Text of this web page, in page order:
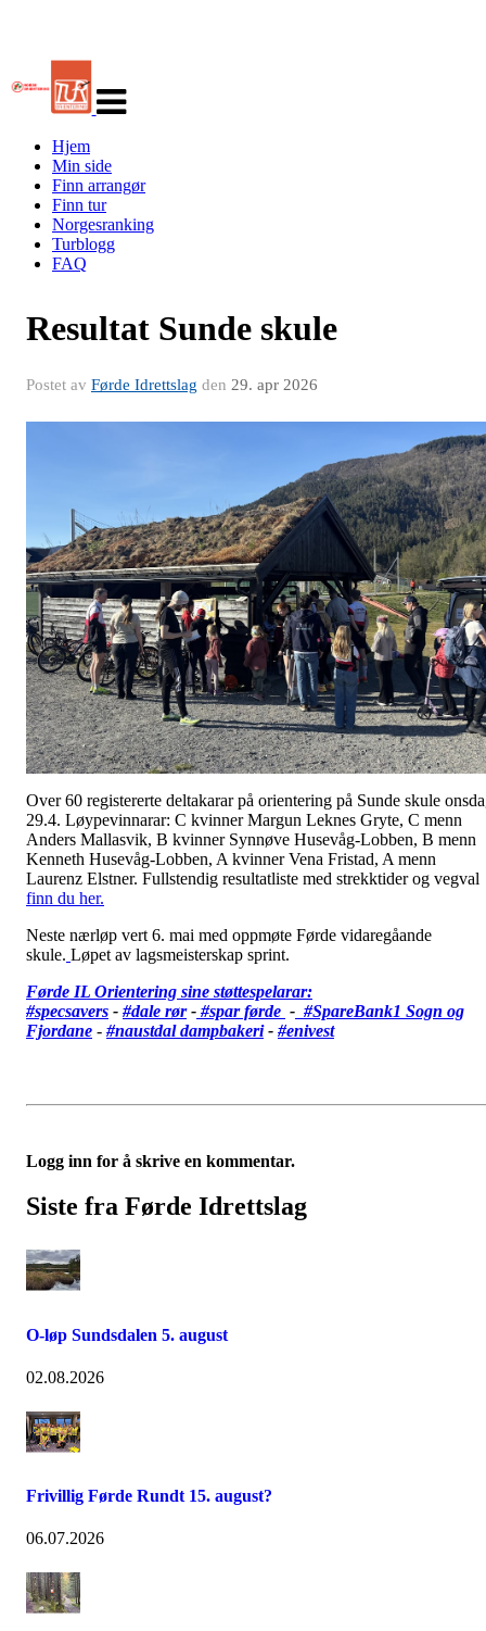
navigasjon
Hjem
Min side
Finn arrangør
Finn tur
Norgesranking
Turblogg
FAQ
Resultat Sunde skule
Postet av Førde Idrettslag den 29. apr 2026
Over 60 registererte deltakarar på orientering på Sunde skule
29.4. Løypevinnarar: C kvinner Margun Leknes Gryte, C menn
Anders Mallasvik, B kvinner Synnøve Husevåg-Lobben, B menn
Kenneth Husevåg-Lobben, A kvinner Vena Fristad, A menn
Laurenz Elstner. Fullstendig resultatliste med strekktider og vegval
finn du her.
Neste nærløp vert 6. mai med oppmøte Førde vidaregåande
skule. Løpet av lagsmeisterskap sprint.
Førde IL Orientering sine støttespelarar:
#specsavers - #dale rør- #spar førde - #SpareBank1 Sogn og
Fjordane - #naustdal dampbakeri - #enivest
Logg inn for å skrive en kommentar.
Siste fra Førde Idrettslag
O-løp Sundsdalen 5. august
02.08.2026
Frivillig Førde Rundt 15. august?
06.07.2026